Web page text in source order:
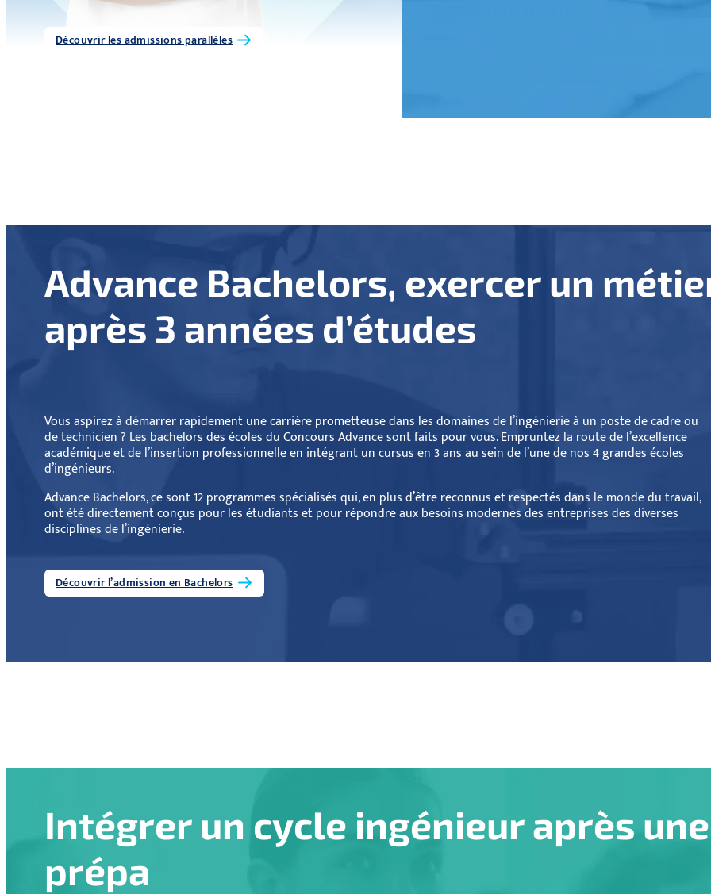
Découvrir les admissions parallèles
Advance Bachelors, exercer un
après 3 années d’études
Vous aspirez à démarrer rapidement une carrière prometteuse dans les domaines de l’ingénierie à un poste de cadre ou
de technicien ? Les bachelors des écoles du Concours Advance sont faits pour vous. Empruntez la route de l’excellence
académique et de l’insertion professionnelle en intégrant un cursus en 3 ans au sein de l’une de nos 4 grandes écoles
d’ingénieurs.
Advance Bachelors, ce sont 12 programmes spécialisés qui, en plus d’être reconnus et respectés dans le monde du travail,
ont été directement conçus pour les étudiants et pour répondre aux besoins modernes des entreprises des diverses
disciplines de l’ingénierie.
Découvrir l’admission en Bachelors
Intégrer un cycle ingénieur après une
prépa